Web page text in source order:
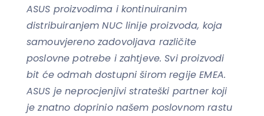
ASUS proizvodima i kontinuiranim
distribuiranjem NUC linije proizvoda, koja
samouvjereno zadovoljava različite
poslovne potrebe i zahtjeve. Svi proizvodi
bit će odmah dostupni širom regije EMEA.
ASUS je neprocjenjivi strateški partner koji
je znatno doprinio našem poslovnom rastu